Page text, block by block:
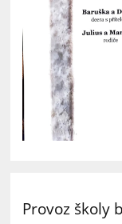
Provoz školy